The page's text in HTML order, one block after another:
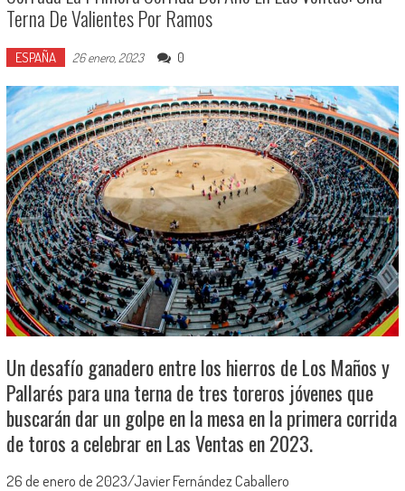
Terna De Valientes Por Ramos
ESPAÑA 26 enero, 2023 0
Un desafío ganadero entre los hierros de Los Maños y
Pallarés para una terna de tres toreros jóvenes que
buscarán dar un golpe en la mesa en la primera corrida
de toros a celebrar en Las Ventas en 2023.
26 de enero de 2023/Javier Fernández Caballero